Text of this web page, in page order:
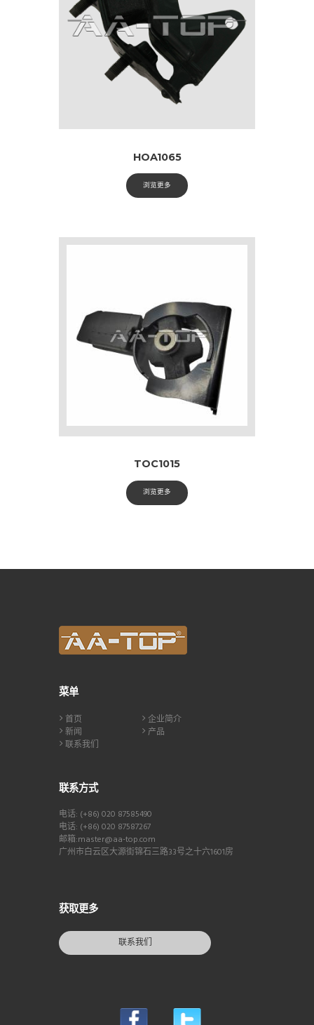
HOA1065
浏览更多
TOC1015
浏览更多
菜单
首页
企业简介
新闻
产品
联系我们
联系方式
电话: (+86) 020 87585490
电话: (+86) 020 87587267
邮箱:master@aa-top.com
广州市白云区大源街锦石三路33号之十六1601房
获取更多
联系我们